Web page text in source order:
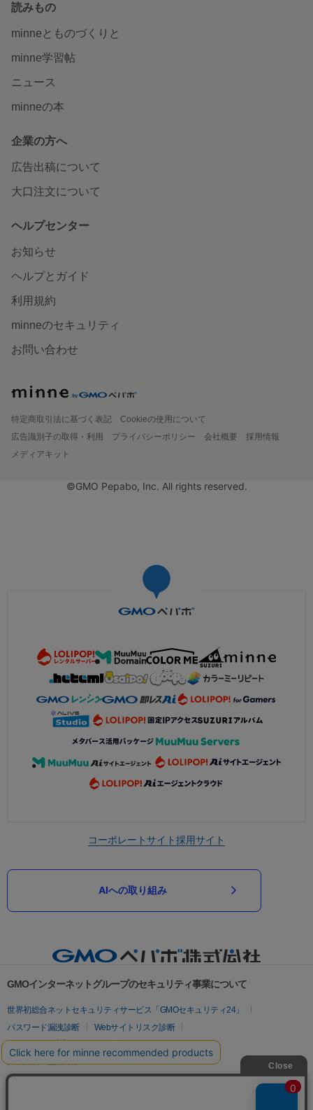
読みもの
minneとものづくりと
minne学習帖
ニュース
minneの本
企業の方へ
広告出稿について
大口注文について
ヘルプセンター
お知らせ
ヘルプとガイド
利用規約
minneのセキュリティ
お問い合わせ
特定商取引法に基づく表記
Cookieの使用について
広告識別子の取得・利用
プライバシーポリシー 会社概要
採用情報
メディアキット
©GMO Pepabo, Inc. All rights reserved.
コーポレートサイト採用サイト
AIへの取り組み
GMOインターネットグループのセキュリティ事業について
世界初総合ネットセキュリティサービス「GMOセキュリティ24」
パスワード漏洩診断
Webサイトリスク診断
セキュリティ相談AIチャットボット
実在証明・盗聴対策
サイバー攻撃対策（GMOサイバーセキュリティ byイエラエ）